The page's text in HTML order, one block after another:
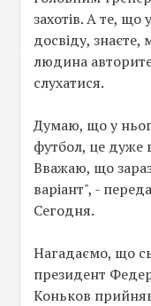
захотів. А те, що
досвіду,
людина
слухатися.
Думаю, що у
футбол, це дуже
Вважаю, що
варіант", -
Сегодня.
Нагадаємо, що
президент
Коньков